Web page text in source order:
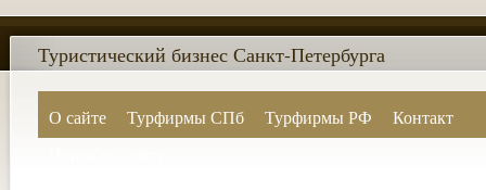
О сайте Турфирмы СПб Турфирмы РФ
Контакт
Туристический бизнес Санкт-Петербурга